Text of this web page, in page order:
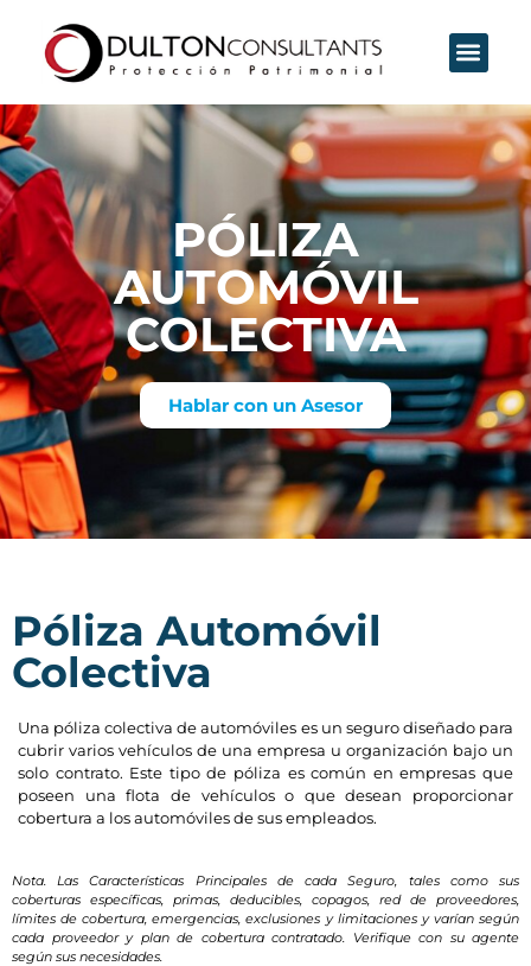
PÓLIZA
AUTOMÓVIL
COLECTIVA
Hablar con un Asesor
Póliza Automóvil
Colectiva
Una póliza colectiva de automóviles es un seguro diseñado para
cubrir varios vehículos de una empresa u organización bajo un
solo contrato. Este tipo de póliza es común en empresas que
poseen una flota de vehículos o que desean proporcionar
cobertura a los automóviles de sus empleados.
Nota. Las Características Principales de cada Seguro, tales como sus
coberturas específicas, primas, deducibles, copagos, red de proveedores,
límites de cobertura, emergencias, exclusiones y limitaciones y varían según
cada proveedor y plan de cobertura contratado. Verifique con su agente
según sus necesidades.